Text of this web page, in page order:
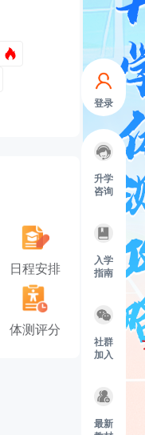
登录
升学
咨询
入学
指南
社群
加入
最新
日程安排
体测评分